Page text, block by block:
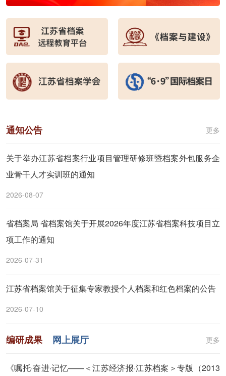
通知公告 更多
关于举办江苏省档案行业项目管理研修班暨档案外包服务企
业骨干人才实训班的通知
2026-08-07
省档案局 省档案馆关于开展2026年度江苏省档案科技项目立
项工作的通知
2026-07-31
江苏省档案馆关于征集专家教授个人档案和红色档案的公告
2026-07-10
编研成果 网上展厅 更多
《嘱托·奋进·记忆——＜江苏经济报·江苏档案＞专版（2013